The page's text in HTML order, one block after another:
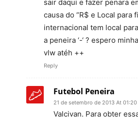
sair daqui e fazer penara
causa do “R$ e Local para
internacional tem local
a peneira ‘-‘ ? espero
vlw atéh ++
Reply
Futebol Peneira
21 de setembro de 2013 At 01:20
Valcivan. Para obter